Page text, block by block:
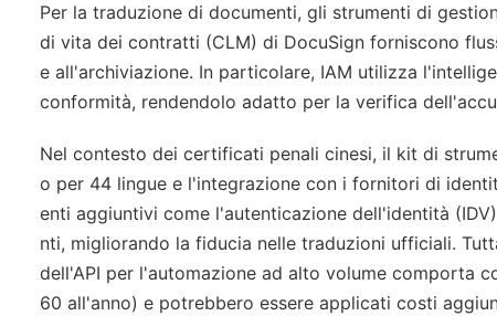
Per la traduzione di documenti, gli strumenti di
di vita dei contratti (CLM) di DocuSign forniscono
e all'archiviazione. In particolare, IAM utilizza
conformità, rendendolo adatto per la verifica
Nel contesto dei certificati penali cinesi, il kit di
o per 44 lingue e l'integrazione con i fornitori di
enti aggiuntivi come l'autenticazione dell'identità
nti, migliorando la fiducia nelle traduzioni ufficiali.
dell'API per l'automazione ad alto volume comporta
60 all'anno) e potrebbero essere applicati costi